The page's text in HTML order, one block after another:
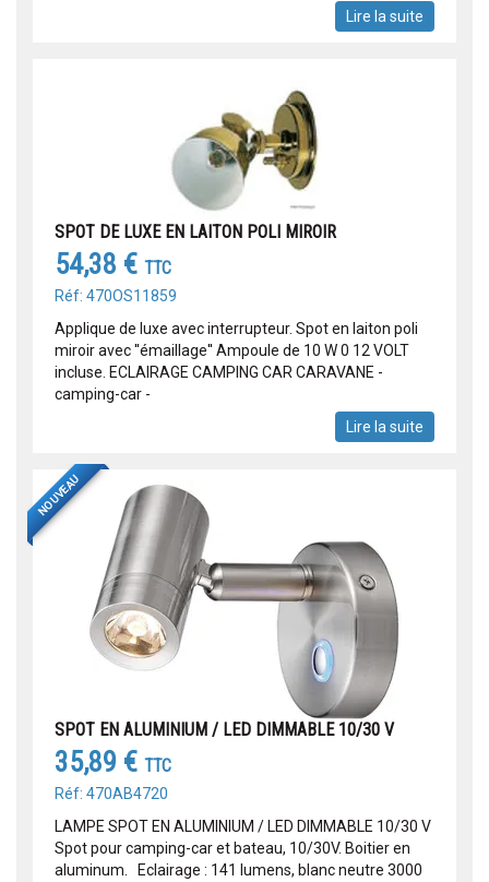
Lire la suite
SPOT DE LUXE EN LAITON POLI MIROIR
54,38 € TTC
Réf: 470OS11859
Applique de luxe avec interrupteur. Spot en laiton poli
miroir avec ''émaillage'' Ampoule de 10 W 0 12 VOLT
incluse. ECLAIRAGE CAMPING CAR CARAVANE -
camping-car -
Lire la suite
NOUVEAU
SPOT EN ALUMINIUM / LED DIMMABLE 10/30 V
35,89 € TTC
Réf: 470AB4720
LAMPE SPOT EN ALUMINIUM / LED DIMMABLE 10/30 V
Spot pour camping-car et bateau, 10/30V. Boitier en
aluminum. Eclairage : 141 lumens, blanc neutre 3000